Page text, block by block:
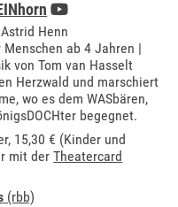
Henn
ab 4 Jahren |
von Tom van Hasselt
Herzwald und marschiert
wo es dem WASbären,
begegnet.
, 15,30 € (Kinder und
mit derTheatercard
(rbb)